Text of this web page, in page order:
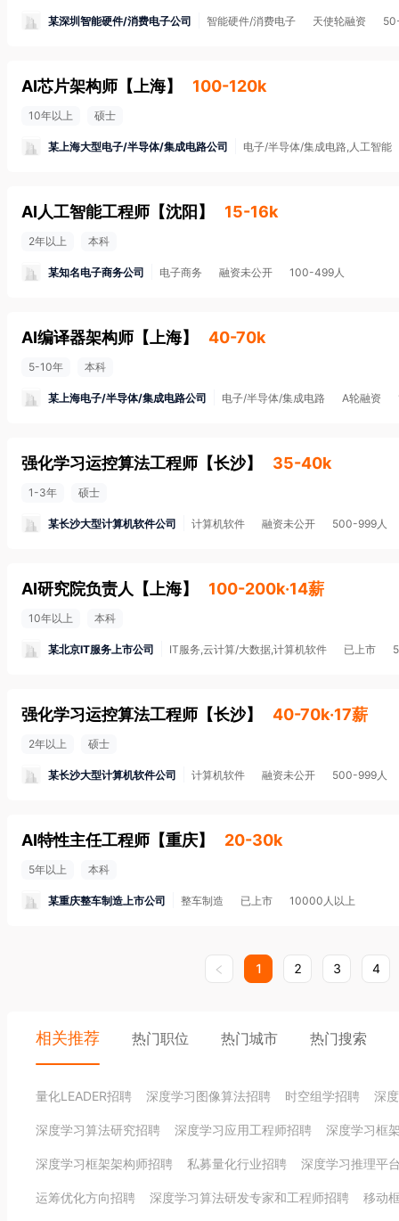
某深圳智能硬件/消费电子公司 智能硬件/消费电子 天使轮融资
AI芯片架构师 【 上海】 100-120k
10年以上 硕士
某上海大型电子/半导体/集成电路公司 电子/半导体/集成电路,人工智能
AI人工智能工程师 【沈阳 】 15-16k
2年以上 本科
某知名电子商务公司 电子商务 融资未公开 100-499人
AI编译器架构师 【 上海】 40-70k
5-10年 本科
某上海电子/半导体/集成电路公司 电子/半导体/集成电路 A轮融资
强化学习运控算法工程师 【长沙】 35-40k
1-3年 硕士
某长沙大型计算机软件公司 计算机软件 融资未公开 500-999人
AI研究院负责人 【 上海】 100-200k·14薪
10年以上 本科
某北京IT服务上市公司 IT服务,云计算/大数据,计算机软件 已上市
强化学习运控算法工程师 【长沙】 40-70k·17薪
2年以上 硕士
某长沙大型计算机软件公司 计算机软件 融资未公开 500-999人
AI特性主任工程师 【重庆】 20-30k
5年以上 本科
某重庆整车制造上市公司 整车制造 已上市 10000人以上
1 2 3 4
相关推荐 热门职位 热门城市 热门搜索
量化LEADER招聘 深度学习图像算法招聘 时空组学招聘 深
深度学习算法研究招聘 深度学习应用工程师招聘 深度学习框
深度学习框架架构师招聘 私募量化行业招聘 深度学习推理平
运筹优化方向招聘 深度学习算法研发专家和工程师招聘 移动